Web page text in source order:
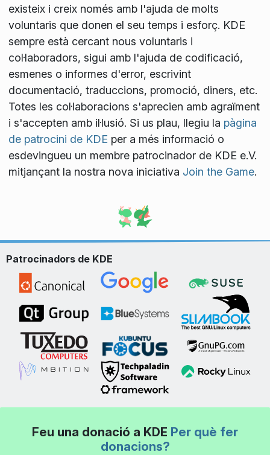
existeix i creix només amb l'ajuda de molts
voluntaris que donen el seu temps i esforç. KDE
sempre està cercant nous voluntaris i
col·laboradors, sigui amb l'ajuda de codificació,
esmenes o informes d'error, escrivint
documentació, traduccions, promoció, diners, etc.
Totes les col·laboracions s'aprecien amb agraïment
i s'accepten amb il·lusió. Si us plau, llegiu la pàgina
de patrocini de KDE per a més informació o
esdevingueu un membre patrocinador de KDE e.V.
mitjançant la nostra nova iniciativa Join the Game.
Patrocinadors de KDE
Feu una donació a KDE Per què fer
donacions?